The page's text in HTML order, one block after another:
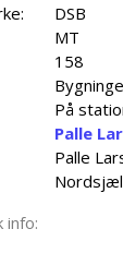
DSB
MT
158
På
Palle
Palle
info: